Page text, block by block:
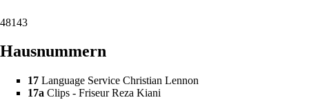
48143
Hausnummern
17 Language Service Christian Lennon
17a Clips - Friseur Reza Kiani